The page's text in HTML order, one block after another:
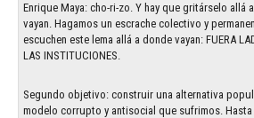
Enrique Maya: cho-ri-zo. Y hay que gritárselo allá
vayan. Hagamos un escrache colectivo y
escuchen este lema allá a donde vayan: FUERA
LAS INSTITUCIONES.
Segundo objetivo: construir una alternativa
modelo corrupto y antisocial que sufrimos. Hasta